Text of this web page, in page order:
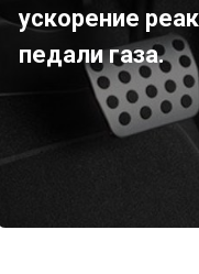
ускорение
педали газа.